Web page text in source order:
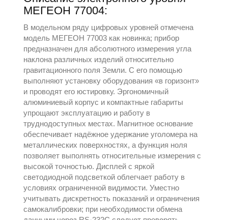
МЕГЕОН 77004:
В модельном ряду цифровых уровней отмечена
модель МЕГЕОН 77003 как новинка; прибор
предназначен для абсолютного измерения угла
наклона различных изделий относительно
гравитационного поля Земли. С его помощью
выполняют установку оборудования «в горизонт»
и проводят его юстировку. Эргономичный
алюминиевый корпус и компактные габариты
упрощают эксплуатацию и работу в
труднодоступных местах. Магнитное основание
обеспечивает надёжное удержание уголомера на
металлических поверхностях, а функция ноля
позволяет выполнять относительные измерения с
высокой точностью. Дисплей с яркой
светодиодной подсветкой облегчает работу в
условиях ограниченной видимости. Уместно
учитывать дискретность показаний и ограничения
самокалибровки; при необходимости обмена